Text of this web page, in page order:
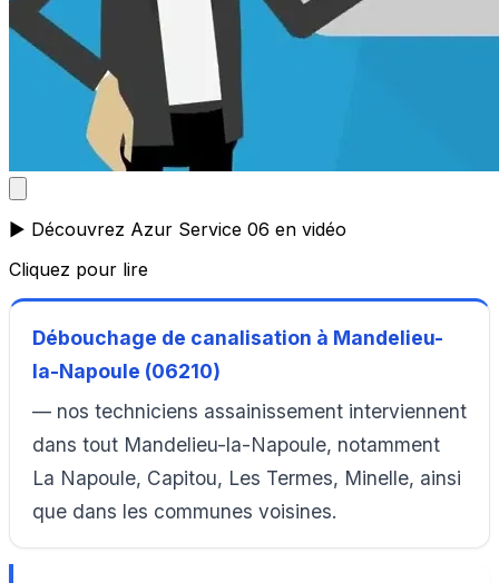
▶️ Découvrez Azur Service 06 en vidéo
Cliquez pour lire
Débouchage de canalisation à Mandelieu-
la-Napoule (06210)
— nos techniciens assainissement interviennent
dans tout Mandelieu-la-Napoule, notamment
La Napoule, Capitou, Les Termes, Minelle, ainsi
que dans les communes voisines.